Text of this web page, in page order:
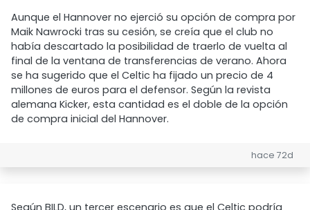
Aunque el Hannover no ejerció su opción de compra por
Maik Nawrocki tras su cesión, se creía que el club no
había descartado la posibilidad de traerlo de vuelta al
final de la ventana de transferencias de verano. Ahora
se ha sugerido que el Celtic ha fijado un precio de 4
millones de euros para el defensor. Según la revista
alemana Kicker, esta cantidad es el doble de la opción
de compra inicial del Hannover.
hace 72d
Según BILD, un tercer escenario es que el Celtic podría